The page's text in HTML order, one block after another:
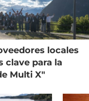
locales
clave para la
Multi X"